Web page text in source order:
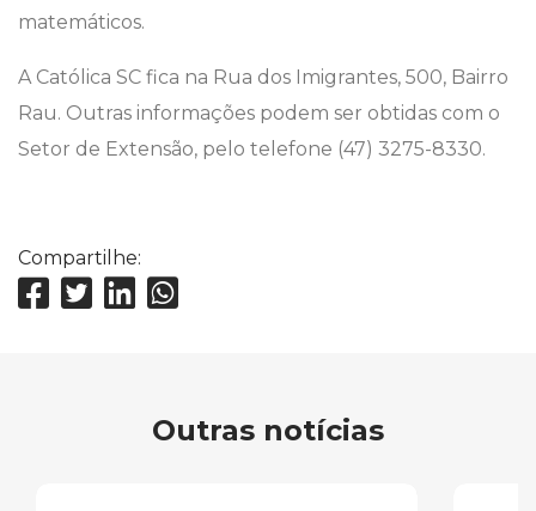
matemáticos.
A Católica SC fica na Rua dos Imigrantes, 500, Bairro
Rau. Outras informações podem ser obtidas com o
Setor de Extensão, pelo telefone (47) 3275-8330.
Compartilhe:
Outras notícias